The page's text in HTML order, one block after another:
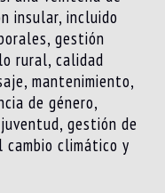
insular, incluido
gestión
rural, calidad
mantenimiento,
de género,
gestión de
climático y